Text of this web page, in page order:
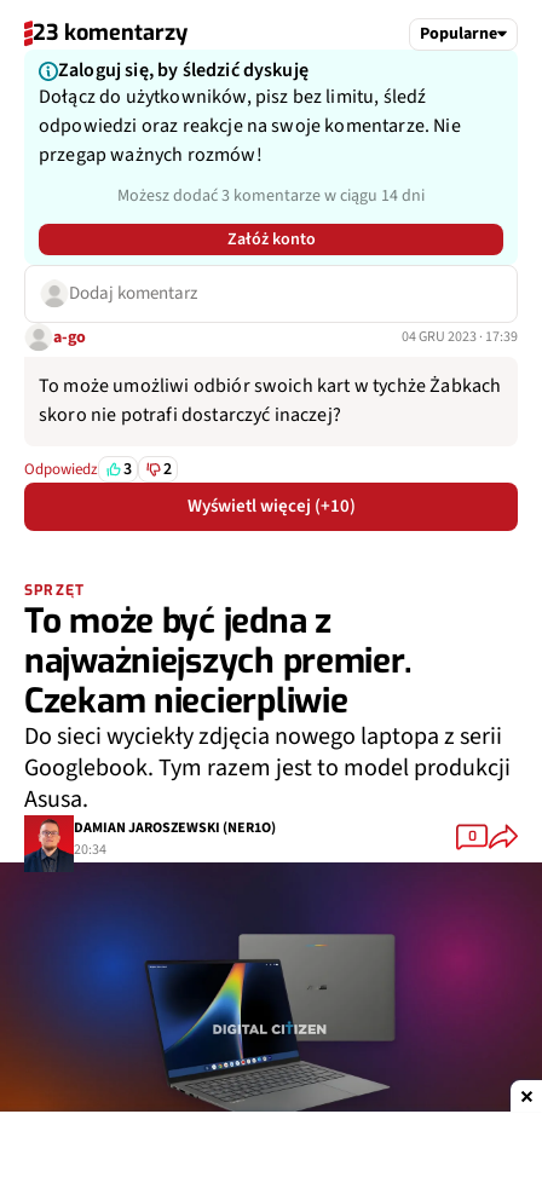
23 komentarzy Popularne
Zaloguj się, by śledzić dyskuję
Dołącz do użytkowników, pisz bez limitu, śledź
odpowiedzi oraz reakcje na swoje komentarze. Nie
przegap ważnych rozmów!
Możesz dodać 3 komentarze w ciągu 14 dni
Załóż konto
Dodaj komentarz
a-go 04 GRU 2023 · 17:39
To może umożliwi odbiór swoich kart w tychże Żabkach
skoro nie potrafi dostarczyć inaczej?
Odpowiedz 3 2
Wyświetl więcej (+10)
SPRZĘT
To może być jedna z
najważniejszych premier.
Czekam niecierpliwie
Do sieci wyciekły zdjęcia nowego laptopa z serii
Googlebook. Tym razem jest to model produkcji
Asusa.
DAMIAN JAROSZEWSKI (NER1O)
20:34
0